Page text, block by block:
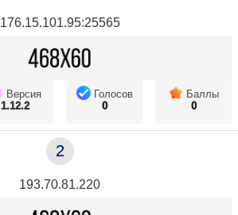
176.15.101.95:25565
Версия
1.12.2
Голосов
0
Баллы
0
2
193.70.81.220